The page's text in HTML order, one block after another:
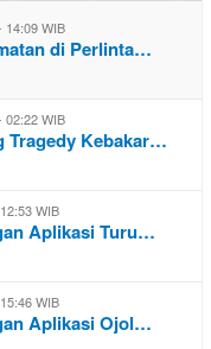
14:09 WIB
di Perlinta…
02:22 WIB
Tragedy Kebakar…
WIB
Aplikasi Turu…
WIB
Aplikasi Ojol…